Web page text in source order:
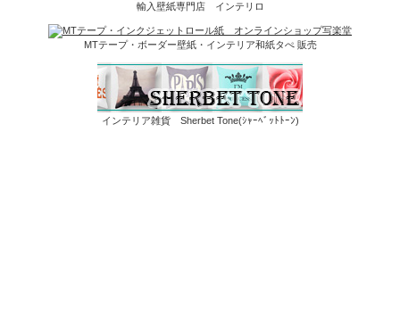
輸入壁紙専門店 インテリロ
MTテープ・ボーダー壁紙・インテリア和紙タぺ 販売
インテリア雑貨 Sherbet Tone(ｼｬｰﾍﾞｯﾄﾄｰﾝ)